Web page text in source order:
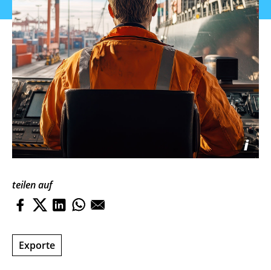
i
teilen auf
Exporte